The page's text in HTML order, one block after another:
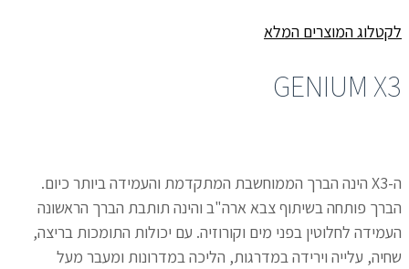
לקטלוג המוצרים המלא
GENIUM X3
ה-X3 הינה הברך הממוחשבת המתקדמת והעמידה ביותר כיום.
הברך פותחה בשיתוף צבא ארה"ב והינה תותבת הברך הראשונה
העמידה לחלוטין בפני מים וקורוזיה. עם יכולות התומכות בריצה,
שחיה, עלייה וירידה במדרגות, הליכה במדרונות ומעבר מעל